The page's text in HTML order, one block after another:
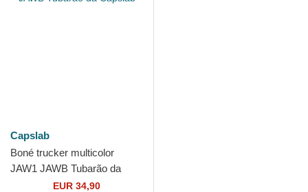
Capslab
Boné trucker multicolor
JAW1 JAWB Tubarão da
EUR 34,90